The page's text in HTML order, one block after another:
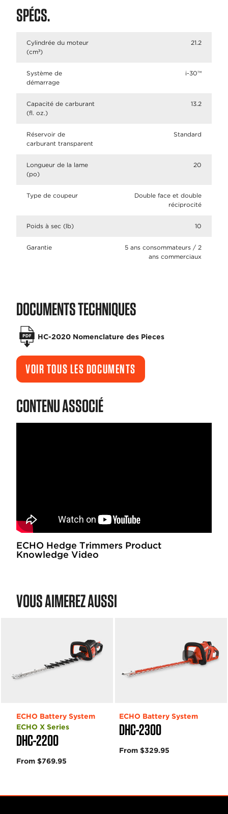
SPÉCS.
Cylindrée du moteur
(cm³)
21.2
Système de
démarrage
i-30™
Capacité de carburant
(fl. oz.)
13.2
Réservoir de
carburant transparent
Standard
Longueur de la lame
(po)
20
Type de coupeur
Double face et double
réciprocité
Poids à sec (lb) 10
Garantie
5 ans consommateurs / 2
ans commerciaux
DOCUMENTS TECHNIQUES
HC-2020 Nomenclature des Pieces
VOIR TOUS LES DOCUMENTS
CONTENU ASSOCIÉ
ECHO Hedge Trimmers Product
Knowledge Video
VOUS AIMEREZ AUSSI
DHC-2200
ECHO Battery System
ECHO X Series
From $769.95
DHC-2300
ECHO Battery System
From $329.95